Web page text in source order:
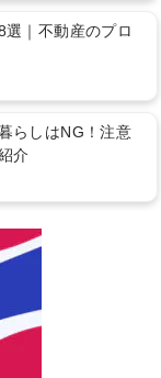
｜不動産のプロ
らしはNG！注意
介